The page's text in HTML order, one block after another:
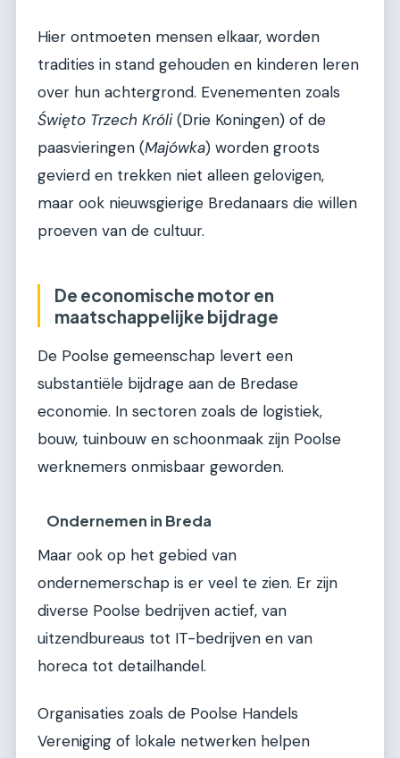
Hier ontmoeten mensen elkaar, worden
tradities in stand gehouden en kinderen leren
over hun achtergrond. Evenementen zoals
Święto Trzech Króli(Drie Koningen) of de
paasvieringen (Majówka) worden groots
gevierd en trekken niet alleen gelovigen,
maar ook nieuwsgierige Bredanaars die willen
proeven van de cultuur.
De economische motor en
maatschappelijke bijdrage
De Poolse gemeenschap levert een
substantiële bijdrage aan de Bredase
economie. In sectoren zoals de logistiek,
bouw, tuinbouw en schoonmaak zijn Poolse
werknemers onmisbaar geworden.
Ondernemen in Breda
Maar ook op het gebied van
ondernemerschap is er veel te zien. Er zijn
diverse Poolse bedrijven actief, van
uitzendbureaus tot IT-bedrijven en van
horeca tot detailhandel.
Organisaties zoals de Poolse Handels
Vereniging of lokale netwerken helpen